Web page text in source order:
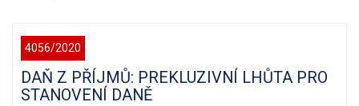
4056/2020
DAŇ Z PŘÍJMŮ: PREKLUZIVNÍ LHŮTA PRO
STANOVENÍ DANĚ